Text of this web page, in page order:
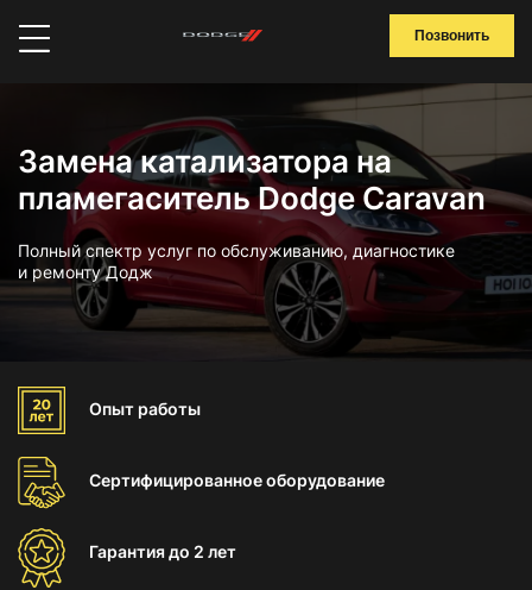
Позвонить
Замена катализатора на
пламегаситель Dodge Caravan
Полный спектр услуг по обслуживанию, диагностике
и ремонту Додж
Опыт работы
Сертифицированноеоборудование
Гарантиядо 2 лет